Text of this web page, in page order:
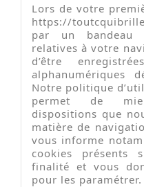
Lors de votre
https://
par un bandeau
relatives à votre
d’être
alphanumériques
Notre politique
permet de
dispositions que
matière de
vous informe
cookies présents
finalité et vous
pour les paramétrer.